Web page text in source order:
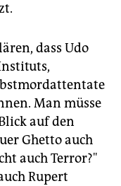
dass Udo
Man müsse
auf den
Ghetto auch
auch Terror?"
Rupert